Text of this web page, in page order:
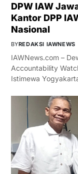
DPW IAW
Kantor DPP
Nasional
BYREDAKSI IAWNEWS
IAWNews.com –
Accountability
Istimewa